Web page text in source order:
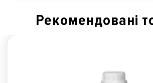
Рекомендованi